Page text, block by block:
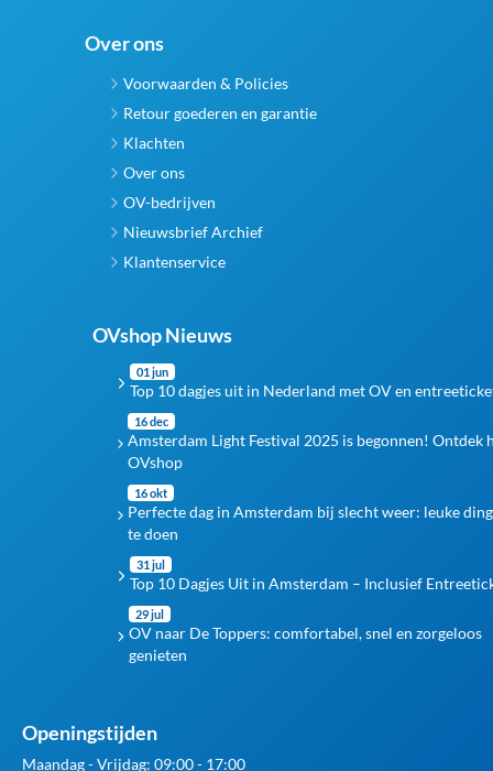
Over ons
Voorwaarden & Policies
Retour goederen en garantie
Klachten
Over ons
OV-bedrijven
Nieuwsbrief Archief
Klantenservice
OVshop Nieuws
01 jun
Top 10 dagjes uit in Nederland met OV en
16 dec
Amsterdam Light Festival 2025 is begonnen! Ontdek
OVshop
16 okt
Perfecte dag in Amsterdam bij slecht weer: leuke
te doen
31 jul
Top 10 Dagjes Uit in Amsterdam – Inclusief
29 jul
OV naar De Toppers: comfortabel, snel en zorgeloos
genieten
Openingstijden
Maandag - Vrijdag: 09:00 - 17:00